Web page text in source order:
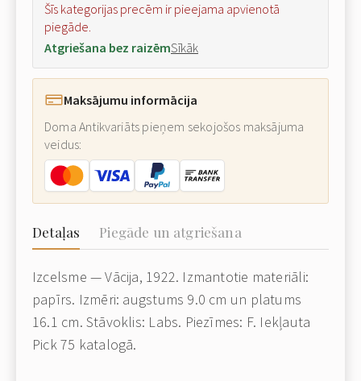
Šīs kategorijas precēm ir pieejama apvienotā
piegāde.
Atgriešana bez raizēmSīkāk
Maksājumu informācija
Doma Antikvariāts pieņem sekojošos maksājuma
veidus:
Detaļas Piegāde un atgriešana
Izcelsme — Vācija, 1922. Izmantotie materiāli:
papīrs. Izmēri: augstums 9.0 cm un platums
16.1 cm. Stāvoklis: Labs. Piezīmes: F. Iekļauta
Pick 75 katalogā.